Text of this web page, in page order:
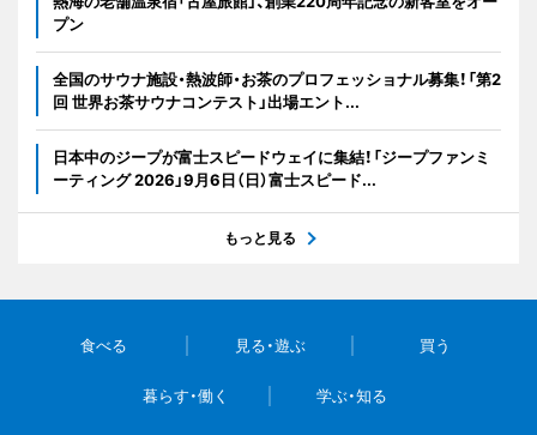
プン
全国のサウナ施設・熱波師・お茶のプロフェッショナル募集！「第2
回 世界お茶サウナコンテスト」出場エント...
日本中のジープが富士スピードウェイに集結！「ジープファンミ
ーティング 2026」9月6日（日）富士スピード...
もっと見る
食べる 見る・遊ぶ 買う
暮らす・働く 学ぶ・知る